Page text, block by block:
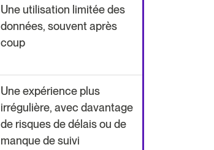
Une utilisation limitée des
données, souvent après
coup
Une expérience plus
irrégulière, avec davantage
de risques de délais ou de
manque de suivi